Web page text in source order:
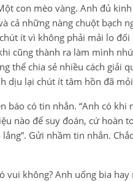
con mèo vàng. Anh đủ
cả những nàng chuột bạch
ít vì không phải mải lo
cũng thành ra làm mình
thể chia sẻ nhiều cách giải
dịu lại chút ít tâm hồn đã
báo có tin nhắn. “Anh có khi
nào để suy đoán, cứ hoàn
Gửi nhầm tin nhắn.
vui không? Anh uống bia